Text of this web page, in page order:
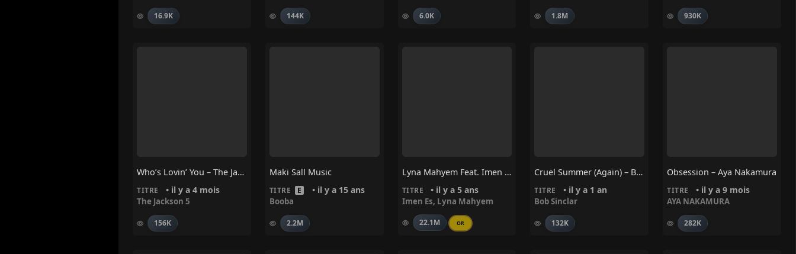
16.9K 144K 6.0K 1.8M 930K
Who’s Lovin’ You – The Jackson 5
TITRE • il y a 4 mois
The Jackson 5
156K
Maki Sall Music
TITRE E • il y a 15 ans
Booba
2.2M
Lyna Mahyem Feat. Imen Es – Envoûté
TITRE • il y a 5 ans
Imen Es, Lyna Mahyem
22.1M OR
Cruel Summer (Again) – Bob Sinclar
TITRE • il y a 1 an
Bob Sinclar
132K
Obsession – Aya Nakamura
TITRE • il y a 9 mois
AYA NAKAMURA
282K